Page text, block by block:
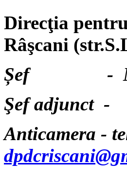
Direcţia
Râşcani
Șef -
Şef
Anticamera -